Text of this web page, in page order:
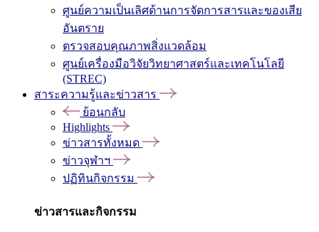
ศูนย์ความเป็นเลิศด้านการจัดการสารและของเสีย
อันตราย
ตรวจสอบคุณภาพสิ่งแวดล้อม
ศูนย์เครื่องมือวิจัยวิทยาศาสตร์และเทคโนโลยี
(STREC)
สาระความรู้และข่าวสาร
ย้อนกลับ
Highlights
ข่าวสารทั้งหมด
ข่าวจุฬาฯ
ปฏิทินกิจกรรม
ข่าวสารและกิจกรรม